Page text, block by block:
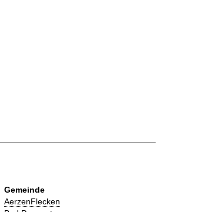
Gemeinde
AerzenFlecken